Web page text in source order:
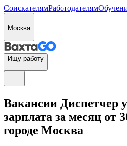
СоискателямРаботодателям
Москва
Ищу работу
Вакансии Диспетчер
зарплата за месяц от
городе Москва